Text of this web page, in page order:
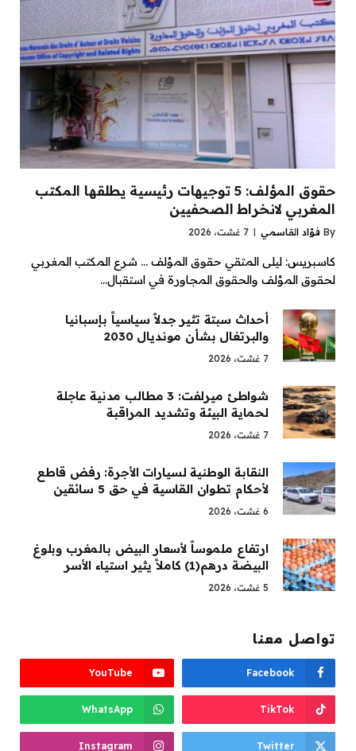
حقوق المؤلف: 5 توجيهات رئيسية يطلقها المكتب
المغربي لانخراط الصحفيين
By فؤاد القاسمي 7 غشت، 2026
كاسبريس: ليلى المتقي حقوق المؤلف … شرع المكتب المغربي
لحقوق المؤلف والحقوق المجاورة في استقبال…
أحداث سبتة تثير جدلاً سياسياً بإسبانيا
والبرتغال بشأن مونديال 2030
7 غشت، 2026
شواطئ ميرلفت: 3 مطالب مدنية عاجلة
لحماية البيئة وتشديد المراقبة
7 غشت، 2026
النقابة الوطنية لسيارات الأجرة: رفض قاطع
لأحكام تطوان القاسية في حق 5 سائقين
6 غشت، 2026
ارتفاع ملموساً لأسعار البيض بالمغرب وبلوغ
البيضة درهم(1) كاملاً يثير استياء الأسر
5 غشت، 2026
تواصل معنا
Facebook
YouTube
TikTok
WhatsApp
Twitter
Instagram